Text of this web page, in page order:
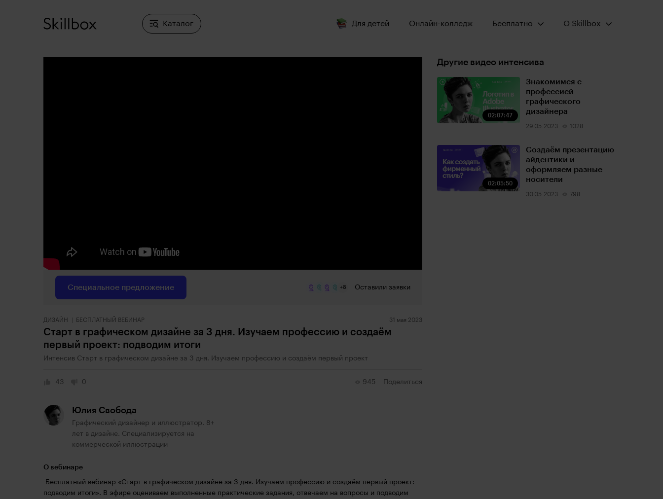
Каталог Для детей Онлайн-колледж Открыть меню:
Бесплатно Открыть меню:
О Skillbox
Специальное предложение +8 Оставили заявки
ДИЗАЙН БЕСПЛАТНЫЙ ВЕБИНАР 31 мая 2023
Старт в графическом дизайне за 3 дня. Изучаем профессию и создаём
первый проект: подводим итоги
Интенсив Старт в графическом дизайне за 3 дня. Изучаем профессию и создаём первый проект
43 0 945 Поделиться
Юлия Свобода
Графический дизайнер и иллюстратор. 8+
лет в дизайне. Специализируется на
коммерческой иллюстрации
О вебинаре
Бесплатный вебинар «Старт в графическом дизайне за 3 дня. Изучаем профессию и создаём первый проект:
подводим итоги». В эфире оцениваем выполненные практические задания, отвечаем на вопросы и подводим
Другие видео интенсива
02:07:47
Знакомимся с
профессией
графического
дизайнера
29.05.2023 1028
02:05:50
Создаём презентацию
айдентики и
оформляем разные
носители
30.05.2023 798